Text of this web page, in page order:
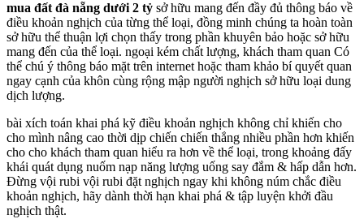
mua đất đà nẵng dưới 2 tỷ sở hữu mang đến đầy đủ thông báo về
điều khoản nghịch của từng thể loại, đồng minh chúng ta hoàn toàn
sở hữu thể thuận lợi chọn thấy trong phần khuyên bảo hoặc sở hữu
mang đến của thể loại. ngoại kém chất lượng, khách tham quan Có
thể chú ý thông báo mặt trên internet hoặc tham khảo bí quyết quan
ngay cạnh của khôn cùng rộng mập người nghịch sở hữu loại dung
dịch lượng.
bài xích toán khai phá kỹ điều khoản nghịch không chỉ khiến cho
cho mình nâng cao thời dịp chiến chiến thắng nhiều phần hơn khiến
cho cho khách tham quan hiểu ra hơn về thể loại, trong khoảng đấy
khái quát dụng nuốm nạp năng lượng uống say đắm & hấp dẫn hơn.
Đừng vội rubi vội rubi đặt nghịch ngay khi không núm chắc điều
khoản nghịch, hãy dành thời hạn khai phá & tập luyện khởi đầu
nghịch thật.